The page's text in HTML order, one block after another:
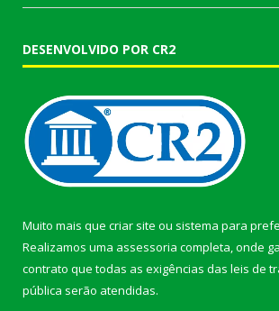
DESENVOLVIDO POR CR2
Muito mais que criar site ou sistema para
Realizamos uma assessoria completa, onde
contrato que todas as exigências das leis de
pública serão atendidas.